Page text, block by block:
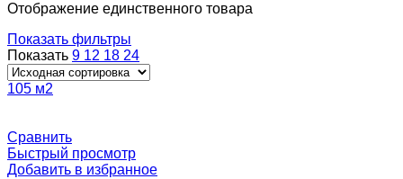
Отображение единственного товара
Показать фильтры
Показать 9 12 18 24
105 м2
Сравнить
Быстрый просмотр
Добавить в избранное